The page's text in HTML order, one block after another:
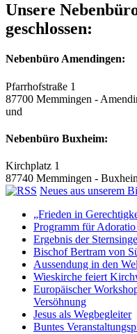
Unsere
geschlossen:
Nebenbüro Amendingen:
Pfarrhofstraße 1
87700 Memmingen -
und
Nebenbüro Buxheim:
Kirchplatz 1
87740 Memmingen -
Neues aus unserem
„Frieden in
Programm für Adoratio
Ergebnis der
Bischof Bertram von
Aussendung in den
Wieskirche feiert
Europäischer
Versöhnung
Jesus als Wegbegleiter
Buntes